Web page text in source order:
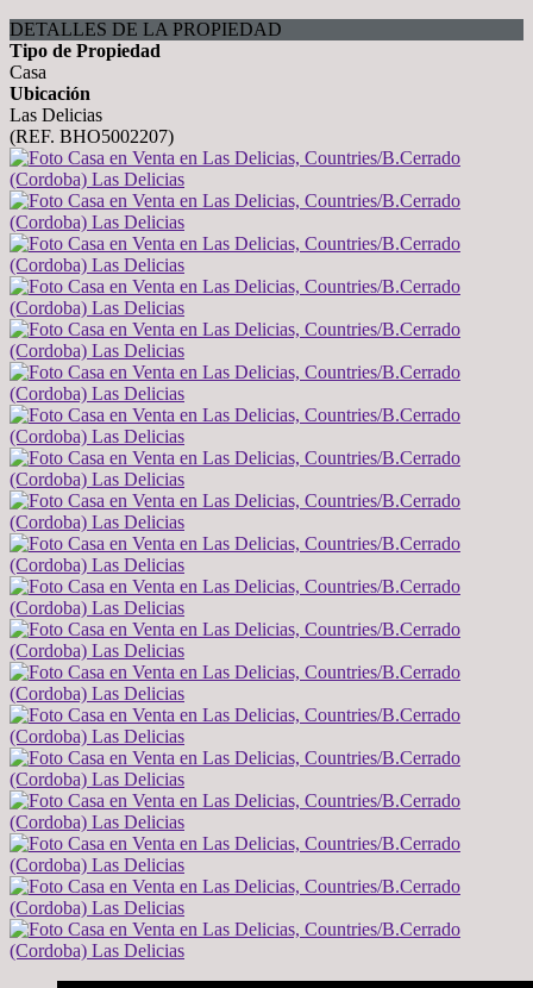
DETALLES DE LA PROPIEDAD
Tipo de Propiedad
Casa
Ubicación
Las Delicias
(REF. BHO5002207)